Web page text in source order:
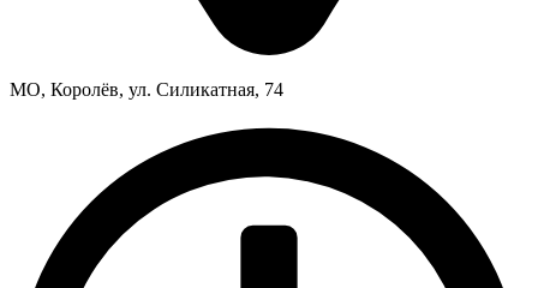
МО, Королёв, ул. Силикатная, 74